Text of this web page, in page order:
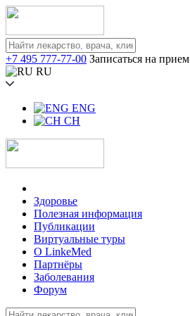
+7 495 777-77-00 Записаться на прием
RU
ENG
CH
Здоровье
Полезная информация
Публикации
Виртуальные туры
О LinkeMed
Партнёры
Заболевания
Форум